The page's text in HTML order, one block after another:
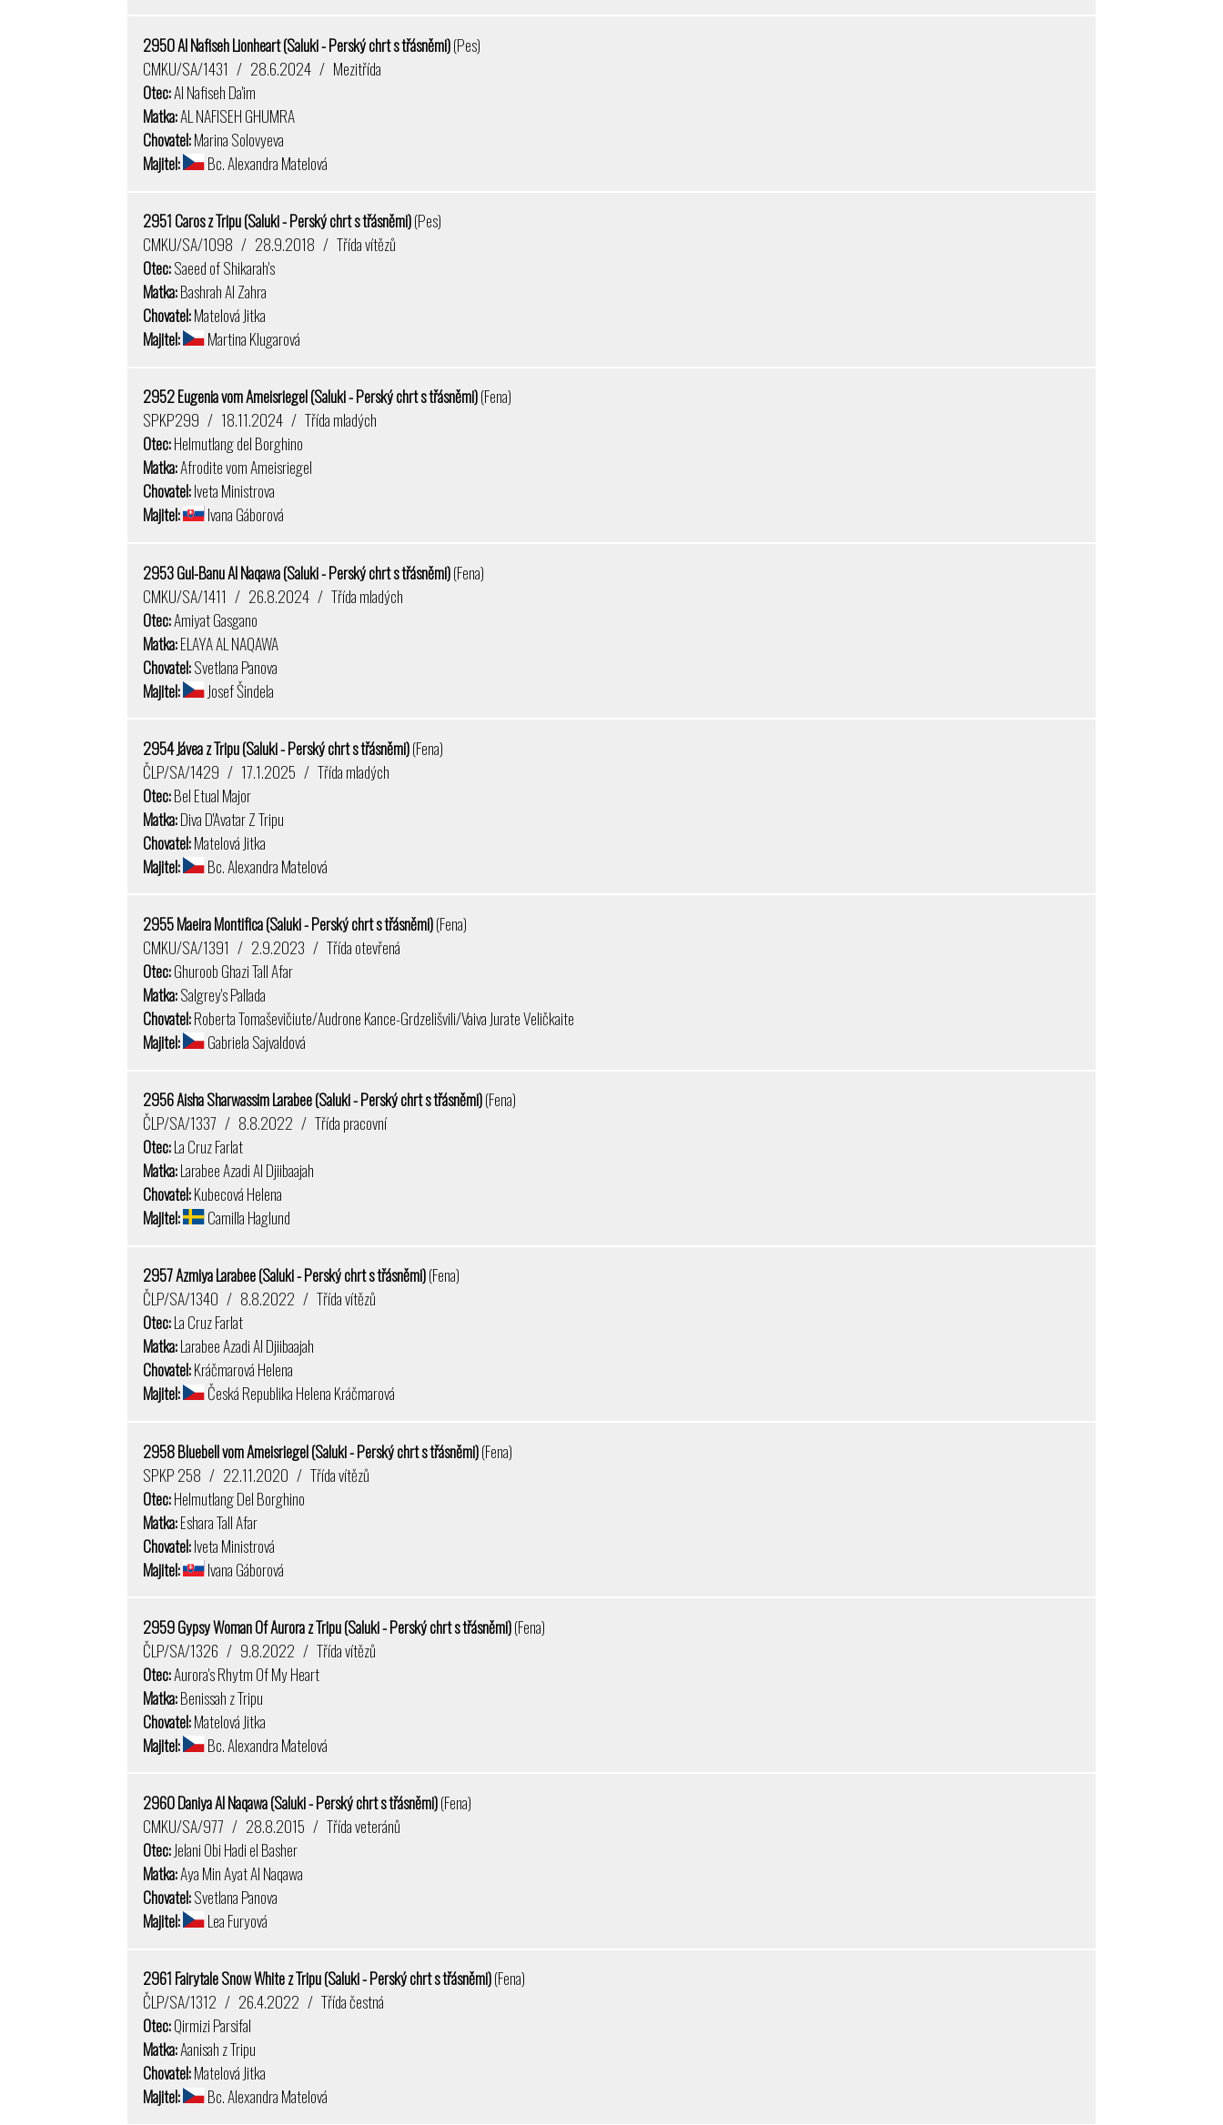
2950 Al Nafiseh Lionheart (Saluki - Perský chrt s třásněmi)(Pes)
CMKU/SA/1431 / 28.6.2024 / Mezitřída
Otec:Al Nafiseh Da'im
Matka:AL NAFISEH GHUMRA
Chovatel:Marina Solovyeva
Majitel:
Bc. Alexandra Matelová
2951 Caros z Tripu (Saluki - Perský chrt s třásněmi)(Pes)
CMKU/SA/1098 / 28.9.2018 / Třída vítězů
Otec:Saeed of Shikarah's
Matka:Bashrah Al Zahra
Chovatel:Matelová Jitka
Majitel:
Martina Klugarová
2952 Eugenia vom Ameisriegel (Saluki - Perský chrt s třásněmi)(Fena)
SPKP299 / 18.11.2024 / Třída mladých
Otec:Helmutlang del Borghino
Matka:Afrodite vom Ameisriegel
Chovatel:Iveta Ministrova
Majitel:
Ivana Gáborová
2953 Gul-Banu Al Naqawa (Saluki - Perský chrt s třásněmi)(Fena)
CMKU/SA/1411 / 26.8.2024 / Třída mladých
Otec:Amiyat Gasgano
Matka:ELAYA AL NAQAWA
Chovatel:Svetlana Panova
Majitel:
Josef Šindela
2954 Jávea z Tripu (Saluki - Perský chrt s třásněmi)(Fena)
ČLP/SA/1429 / 17.1.2025 / Třída mladých
Otec:Bel Etual Major
Matka:Diva D'Avatar Z Tripu
Chovatel:Matelová Jitka
Majitel:
Bc. Alexandra Matelová
2955 Maeira Montifica (Saluki - Perský chrt s třásněmi)(Fena)
CMKU/SA/1391 / 2.9.2023 / Třída otevřená
Otec:Ghuroob Ghazi Tall Afar
Matka:Salgrey's Pallada
Chovatel:Roberta Tomaševičiute/Audrone Kance-Grdzelišvili/Vaiva Jurate Veličkaite
Majitel:
Gabriela Sajvaldová
2956 Aisha Sharwassim Larabee (Saluki - Perský chrt s třásněmi)(Fena)
ČLP/SA/1337 / 8.8.2022 / Třída pracovní
Otec:La Cruz Farlat
Matka:Larabee Azadi Al Djiibaajah
Chovatel:Kubecová Helena
Majitel:
Camilla Haglund
2957 Azmiya Larabee (Saluki - Perský chrt s třásněmi)(Fena)
ČLP/SA/1340 / 8.8.2022 / Třída vítězů
Otec:La Cruz Farlat
Matka:Larabee Azadi Al Djiibaajah
Chovatel:Kráčmarová Helena
Majitel:
Česká Republika Helena Kráčmarová
2958 Bluebell vom Ameisriegel (Saluki - Perský chrt s třásněmi)(Fena)
SPKP 258 / 22.11.2020 / Třída vítězů
Otec:Helmutlang Del Borghino
Matka:Eshara Tall Afar
Chovatel:Iveta Ministrová
Majitel:
Ivana Gáborová
2959 Gypsy Woman Of Aurora z Tripu (Saluki - Perský chrt s třásněmi)(Fena)
ČLP/SA/1326 / 9.8.2022 / Třída vítězů
Otec:Aurora's Rhytm Of My Heart
Matka:Benissah z Tripu
Chovatel:Matelová Jitka
Majitel:
Bc. Alexandra Matelová
2960 Daniya Al Naqawa (Saluki - Perský chrt s třásněmi)(Fena)
CMKU/SA/977 / 28.8.2015 / Třída veteránů
Otec:Jelani Obi Hadi el Basher
Matka:Aya Min Ayat Al Naqawa
Chovatel:Svetlana Panova
Majitel:
Lea Furyová
2961 Fairytale Snow White z Tripu (Saluki - Perský chrt s třásněmi)(Fena)
ČLP/SA/1312 / 26.4.2022 / Třída čestná
Otec:Qirmizi Parsifal
Matka:Aanisah z Tripu
Chovatel:Matelová Jitka
Majitel:
Bc. Alexandra Matelová